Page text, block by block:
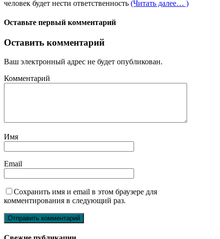
человек будет нести ответственность (Читать далее… )
Оставьте первый комментарий
Оставить комментарий
Ваш электронный адрес не будет опубликован.
Комментарий
Имя
Email
Сохранить имя и email в этом браузере для
комментирования в следующий раз.